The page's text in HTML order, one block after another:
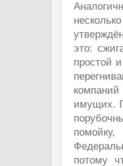
это:
простой
имущих.
потому